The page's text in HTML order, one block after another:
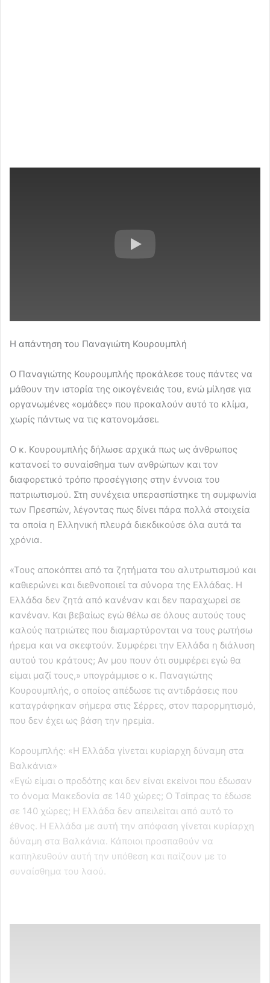
Η απάντηση του Παναγιώτη Κουρουμπλή
Ο Παναγιώτης Κουρουμπλής προκάλεσε τους πάντες να
μάθουν την ιστορία της οικογένειάς του, ενώ μίλησε για
οργανωμένες «ομάδες» που προκαλούν αυτό το κλίμα,
χωρίς πάντως να τις κατονομάσει.
Ο κ. Κουρουμπλής δήλωσε αρχικά πως ως άνθρωπος
κατανοεί το συναίσθημα των ανθρώπων και τον
διαφορετικό τρόπο προσέγγισης στην έννοια του
πατριωτισμού. Στη συνέχεια υπερασπίστηκε τη συμφωνία
των Πρεσπών, λέγοντας πως δίνει πάρα πολλά στοιχεία
τα οποία η Ελληνική πλευρά διεκδικούσε όλα αυτά τα
χρόνια.
«Τους αποκόπτει από τα ζητήματα του αλυτρωτισμού και
καθιερώνει και διεθνοποιεί τα σύνορα της Ελλάδας. Η
Ελλάδα δεν ζητά από κανέναν και δεν παραχωρεί σε
κανέναν. Και βεβαίως εγώ θέλω σε όλους αυτούς τους
καλούς πατριώτες που διαμαρτύρονται να τους ρωτήσω
ήρεμα και να σκεφτούν. Συμφέρει την Ελλάδα η διάλυση
αυτού του κράτους; Αν μου πουν ότι συμφέρει εγώ θα
είμαι μαζί τους,» υπογράμμισε ο κ. Παναγιώτης
Κουρουμπλής, ο οποίος απέδωσε τις αντιδράσεις που
καταγράφηκαν σήμερα στις Σέρρες, στον παρορμητισμό,
που δεν έχει ως βάση την ηρεμία.
Κορουμπλής: «Η Ελλάδα γίνεται κυρίαρχη δύναμη στα
Βαλκάνια»
«Εγώ είμαι ο προδότης και δεν είναι εκείνοι που έδωσαν
το όνομα Μακεδονία σε 140 χώρες; Ο Τσίπρας το έδωσε
σε 140 χώρες; Η Ελλάδα δεν απειλείται από αυτό το
έθνος. Η Ελλάδα με αυτή την απόφαση γίνεται κυρίαρχη
δύναμη στα Βαλκάνια. Κάποιοι προσπαθούν να
καπηλευθούν αυτή την υπόθεση και παίζουν με το
συναίσθημα του λαού.